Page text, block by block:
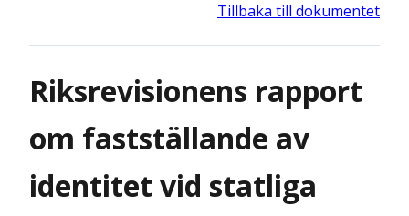
Tillbaka till dokumentet
Riksrevisionens rapport
om fastställande av
identitet vid statliga